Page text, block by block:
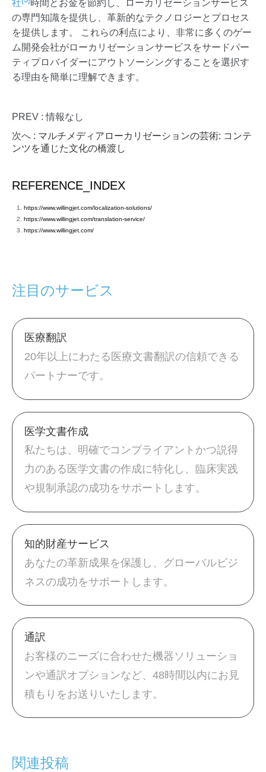
社
時間とお金を節約し、ローカリゼーションサービス
の専門知識を提供し、革新的なテクノロジーとプロセス
を提供します。 これらの利点により、非常に多くのゲー
ム開発会社がローカリゼーションサービスをサードパー
ティプロバイダーにアウトソーシングすることを選択す
る理由を簡単に理解できます。
PREV : 情報なし
次へ : マルチメディアローカリゼーションの芸術: コンテ
ンツを通じた文化の橋渡し
REFERENCE_INDEX
https://www.willingjet.com/localization-solutions/
https://www.willingjet.com/translation-service/
https://www.willingjet.com/
注目のサービス
医療翻訳
20年以上にわたる医療文書翻訳の信頼できる
パートナーです。
医学文書作成
私たちは、明確でコンプライアントかつ説得
力のある医学文書の作成に特化し、臨床実践
や規制承認の成功をサポートします。
知的財産サービス
あなたの革新成果を保護し、グローバルビジ
ネスの成功をサポートします。
通訳
お客様のニーズに合わせた機器ソリューショ
ンや通訳オプションなど、48時間以内にお見
積もりをお送りいたします。
関連投稿